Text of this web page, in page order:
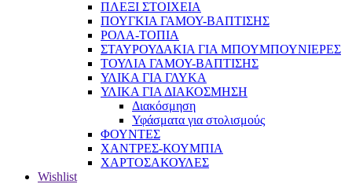
ΠΛΕΞΙ ΣΤΟΙΧΕΙΑ
ΠΟΥΓΚΙΑ ΓΑΜΟΥ-ΒΑΠΤΙΣΗΣ
ΡΟΛΑ-ΤΟΠΙΑ
ΣΤΑΥΡΟΥΔΑΚΙΑ ΓΙΑ ΜΠΟΥΜΠΟΥΝΙΕΡΕΣ
ΤΟΥΛΙΑ ΓΑΜΟΥ-ΒΑΠΤΙΣΗΣ
ΥΛΙΚΑ ΓΙΑ ΓΛΥΚΑ
ΥΛΙΚΑ ΓΙΑ ΔΙΑΚΟΣΜΗΣΗ
Διακόσμηση
Υφάσματα για στολισμούς
ΦΟΥΝΤΕΣ
ΧΑΝΤΡΕΣ-ΚΟΥΜΠΙΑ
ΧΑΡΤΟΣΑΚΟΥΛΕΣ
Wishlist